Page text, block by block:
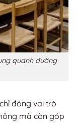
quanh đường
đóng vai trò
mà còn góp